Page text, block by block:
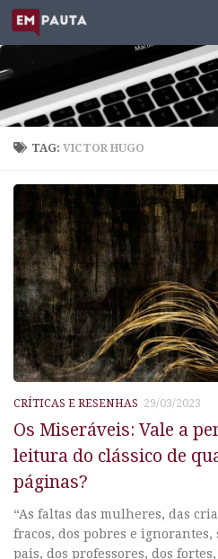
Skip to content
TAG:VICTOR HUGO
CRÍTICAS E RESENHAS 29/03/2023
Os Miseráveis: Vale a
leitura do clássico de
páginas?
“As faltas das mulheres, das
fracos, dos pobres e ignorantes,
pais, dos professores, dos